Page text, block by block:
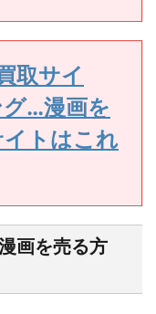
取サイ
グ…漫画を
トはこれ
画を売る方